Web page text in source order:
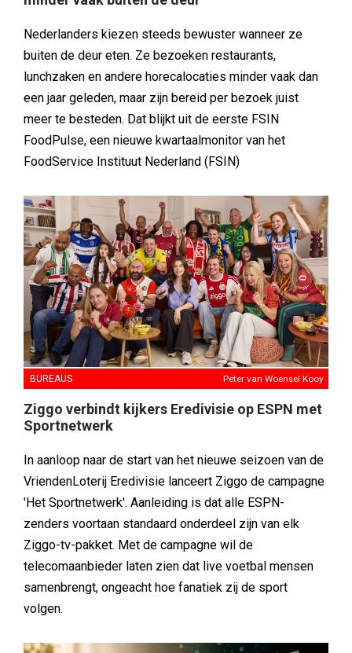
Nederlanders kiezen steeds bewuster wanneer ze
buiten de deur eten. Ze bezoeken restaurants,
lunchzaken en andere horecalocaties minder vaak dan
een jaar geleden, maar zijn bereid per bezoek juist
meer te besteden. Dat blijkt uit de eerste FSIN
FoodPulse, een nieuwe kwartaalmonitor van het
FoodService Instituut Nederland (FSIN)
BUREAUS Peter van Woensel Kooy
Ziggo verbindt kijkers Eredivisie op ESPN met
Sportnetwerk
In aanloop naar de start van het nieuwe seizoen van de
VriendenLoterij Eredivisie lanceert Ziggo de campagne
'Het Sportnetwerk'. Aanleiding is dat alle ESPN-
zenders voortaan standaard onderdeel zijn van elk
Ziggo-tv-pakket. Met de campagne wil de
telecomaanbieder laten zien dat live voetbal mensen
samenbrengt, ongeacht hoe fanatiek zij de sport
volgen.